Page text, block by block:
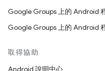
Google Groups 上的 Android
Google Groups 上的 Android
取得協助
Android 說明中心